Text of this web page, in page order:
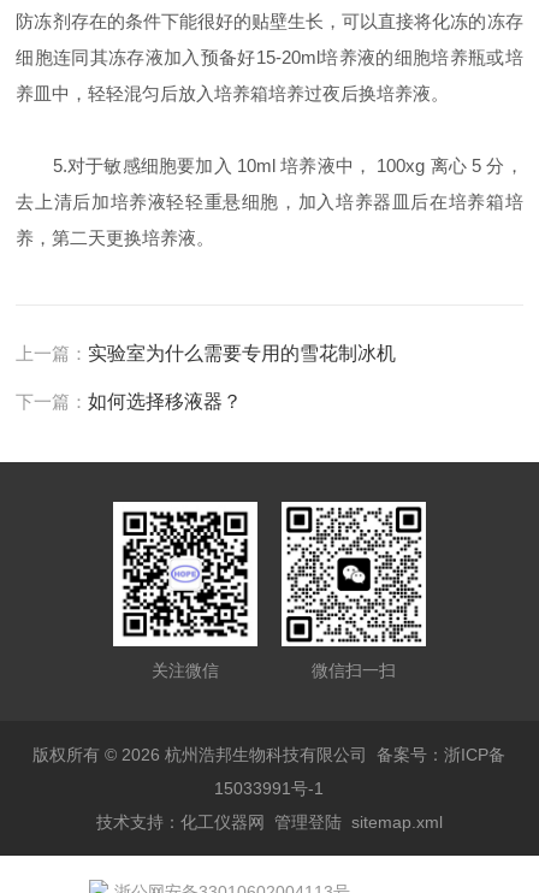
防冻剂存在的条件下能很好的贴壁生长，可以直接将化冻的冻存
细胞连同其冻存液加入预备好15-20ml培养液的细胞培养瓶或培
养皿中，轻轻混匀后放入培养箱培养过夜后换培养液。
5.对于敏感细胞要加入 10ml 培养液中， 100xg 离心 5 分，
去上清后加培养液轻轻重悬细胞，加入培养器皿后在培养箱培
养，第二天更换培养液。
上一篇： 实验室为什么需要专用的雪花制冰机
下一篇：如何选择移液器？
关注微信 微信扫一扫
版权所有 © 2026 杭州浩邦生物科技有限公司备案号：浙ICP备
15033991号-1
技术支持： 化工仪器网 管理登陆 sitemap.xml